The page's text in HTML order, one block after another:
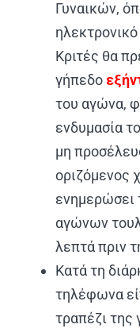
Γυναικών,
Κριτές θα
γήπεδο
του αγώνα,
ενδυμασία
μη
οριζόμενος
ενημερώσει
αγώνων
λεπτά πριν
Κατά τη
τηλέφωνα
τραπέζι της